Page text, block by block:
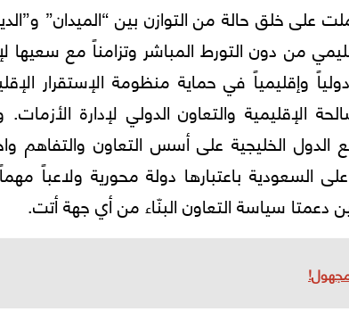
علی خلق حالة من التوازن بين “الميدان”
من دون التورط المباشر وتزامناً مع سعيها
وإقليمياً في حماية منظومة الإستقرار
والتعاون الدولي لإدارة الأزمات.
الخليجية علی أسس التعاون والتفاهم
باعتبارها دولة محورية ولاعباً
دعمتا سياسة التعاون البنّاء من أي جهة أتت.